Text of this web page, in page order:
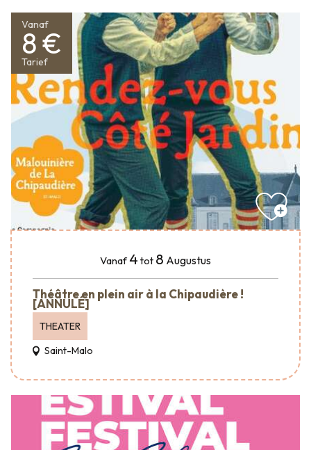
Vanaf
8 €
Tarief
Vanaf4 tot 8 Augustus
Théâtre en plein air à la Chipaudière !
[ANNULÉ]
THEATER
Saint-Malo